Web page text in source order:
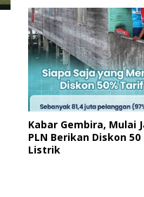
Kabar Gembira, Mulai
PLN Berikan Diskon
Listrik